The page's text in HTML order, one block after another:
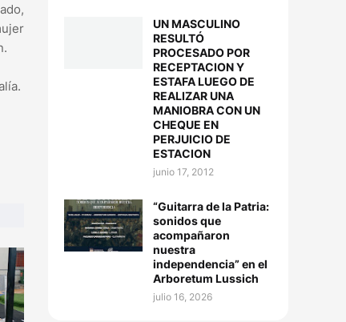
UN MASCULINO
RESULTÓ
PROCESADO POR
RECEPTACION Y
ESTAFA LUEGO DE
REALIZAR UNA
MANIOBRA CON UN
CHEQUE EN
PERJUICIO DE
ESTACION
junio 17, 2012
“Guitarra de la Patria:
sonidos que
acompañaron
nuestra
independencia” en el
Arboretum Lussich
julio 16, 2026